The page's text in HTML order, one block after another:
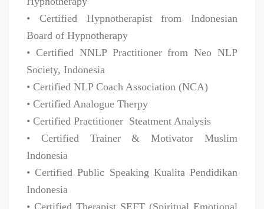
• Certified Hypnotherapist from Indonesian
Board of Hypnotherapy
• Certified NNLP Practitioner from Neo NLP
Society, Indonesia
• Certified NLP Coach Association (NCA)
• Certified Analogue Therpy
• Certified Practitioner Steatment Analysis
• Certified Trainer & Motivator Muslim
Indonesia
• Certified Public Speaking Kualita Pendidikan
Indonesia